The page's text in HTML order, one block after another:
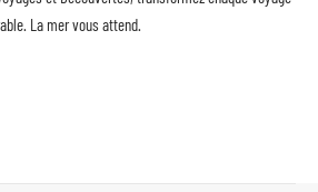
La mer vous attend.